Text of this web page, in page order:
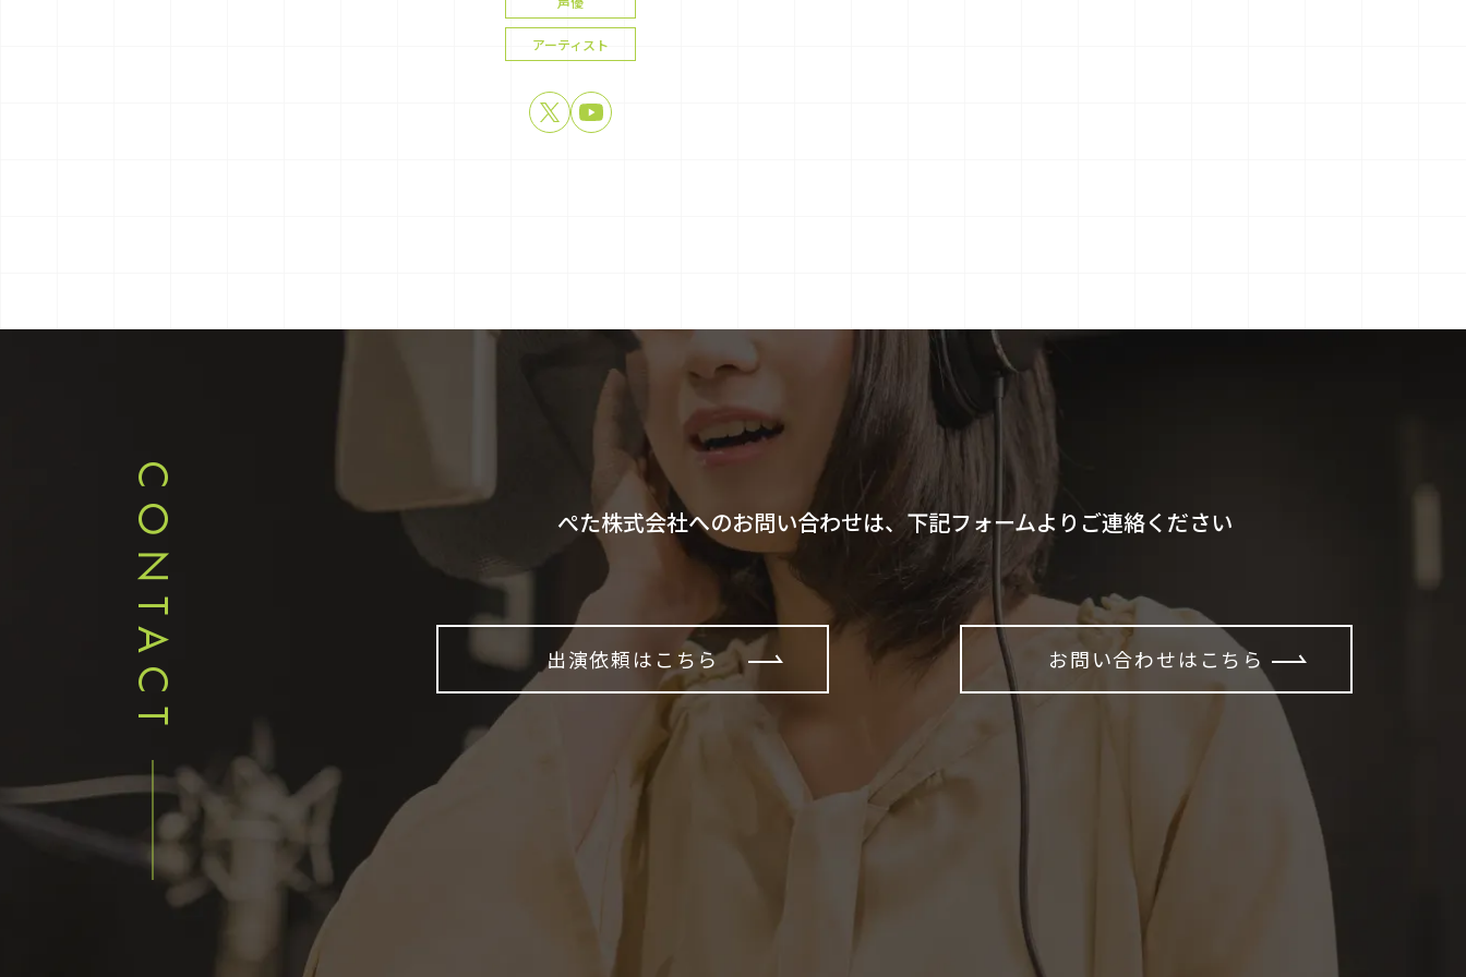
アーティスト
CONTACT ぺた株式会社へのお問い合わせは、下記フォームよりご連絡ください
出演依頼はこちら お問い合わせはこちら